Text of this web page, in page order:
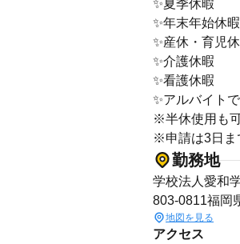
✨夏季休暇
✨年末年始休暇
✨産休・育児
✨介護休暇
✨看護休暇
✨アルバイト
※半休使用も
※申請は3日ま
勤務地
学校法人愛和
803-0811福岡
地図を見る
アクセス